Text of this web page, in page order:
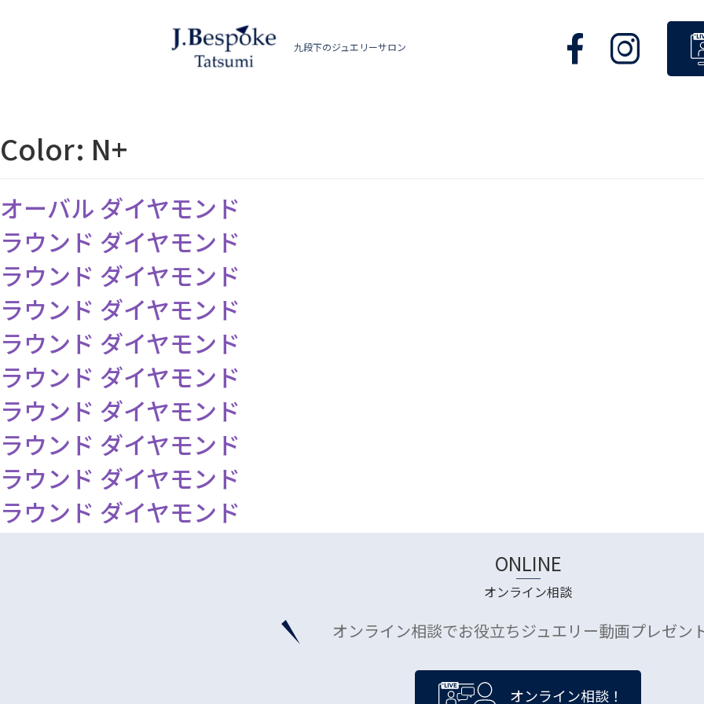
九段下のジュエリーサロン
Color: N+
オーバル ダイヤモンド
ラウンド ダイヤモンド
ラウンド ダイヤモンド
ラウンド ダイヤモンド
ラウンド ダイヤモンド
ラウンド ダイヤモンド
ラウンド ダイヤモンド
ラウンド ダイヤモンド
ラウンド ダイヤモンド
ラウンド ダイヤモンド
ONLINE
オンライン相談
オンライン相談でお役立ちジュエリー動画プレゼン
オンライン相談！